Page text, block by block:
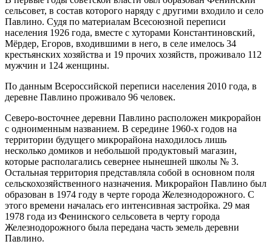
сельсовет, в состав которого наряду с другими входило и село
Павлино. Судя по материалам Всесоюзной переписи
населения 1926 года, вместе с хуторами Константиновский,
Мёрдер, Егоров, входившими в него, в селе имелось 34
крестьянских хозяйства и 19 прочих хозяйств, проживало 112
мужчин и 124 женщины.
По данным Всероссийской переписи населения 2010 года, в
деревне Павлино проживало 96 человек.
Северо-восточнее деревни Павлино расположен микрорайон
с одноименным названием. В середине 1960-х годов на
территории будущего микрорайона находилось лишь
несколько домиков и небольшой продуктовый магазин,
которые располагались севернее нынешней школы № 3.
Остальная территория представляла собой в основном поля
сельскохозяйственного назначения. Микрорайон Павлино был
образован в 1974 году в черте города Железнодорожного. С
этого времени началась его интенсивная застройка. 29 мая
1978 года из Фенинского сельсовета в черту города
Железнодорожного была передана часть земель деревни
Павлино.